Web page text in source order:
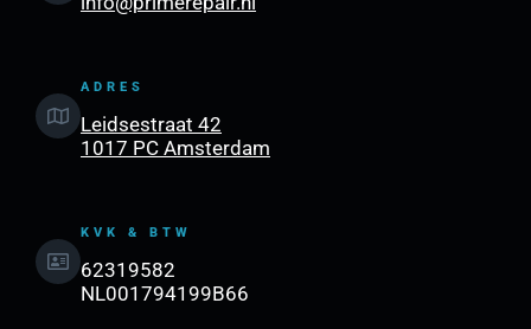
ADRES
Leidsestraat 42
1017 PC Amsterdam
KVK & BTW
62319582
NL001794199B66